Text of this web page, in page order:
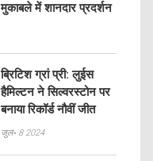
मुकाबले में शानदार प्रदर्शन
ब्रिटिश ग्रां प्री: लुईस
हैमिल्टन ने सिल्वरस्टोन पर
बनाया रिकॉर्ड नौवीं जीत
जुल॰ 8 2024